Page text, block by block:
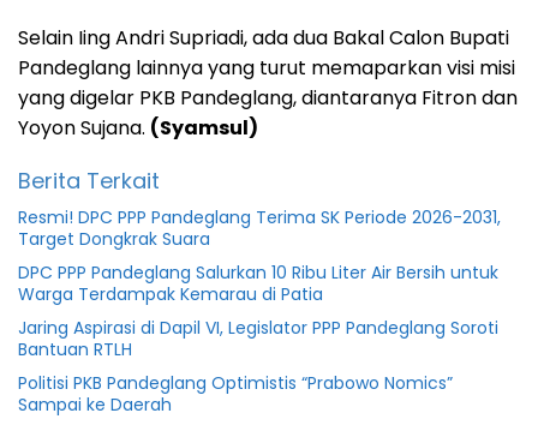
Selain Iing Andri Supriadi, ada dua Bakal Calon Bupati
Pandeglang lainnya yang turut memaparkan visi misi
yang digelar PKB Pandeglang, diantaranya Fitron dan
Yoyon Sujana. (Syamsul)
Berita Terkait
Resmi! DPC PPP Pandeglang Terima SK Periode 2026-2031,
Target Dongkrak Suara
DPC PPP Pandeglang Salurkan 10 Ribu Liter Air Bersih untuk
Warga Terdampak Kemarau di Patia
Jaring Aspirasi di Dapil VI, Legislator PPP Pandeglang Soroti
Bantuan RTLH
Politisi PKB Pandeglang Optimistis “Prabowo Nomics”
Sampai ke Daerah